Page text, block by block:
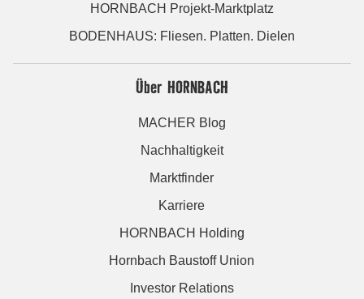
HORNBACH Projekt-Marktplatz
BODENHAUS: Fliesen. Platten. Dielen
Über HORNBACH
MACHER Blog
Nachhaltigkeit
Marktfinder
Karriere
HORNBACH Holding
Hornbach Baustoff Union
Investor Relations